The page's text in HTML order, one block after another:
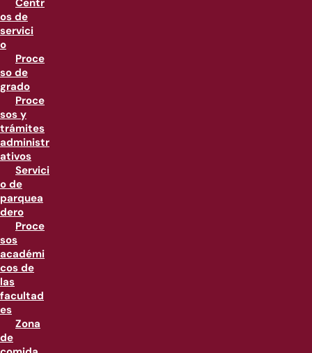
Centr
os de
servici
o
Proce
so de
grado
Proce
sos y
trámites
administr
ativos
Servici
o de
parquea
dero
Proce
sos
académi
cos de
las
facultad
es
Zona
de